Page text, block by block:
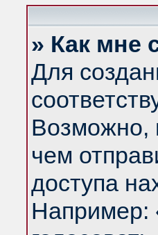
» Как мне
Для
Возможно,
чем
доступа
Например: